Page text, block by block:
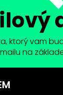
ktorý vam
na